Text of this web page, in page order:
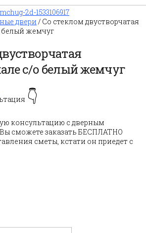
двери / Со стеклом двустворчатая
белый жемчуг
с/о белый жемчуг
👇
консультацию с дверным
сможете заказать БЕСПЛАТНО
сметы, кстати он приедет с